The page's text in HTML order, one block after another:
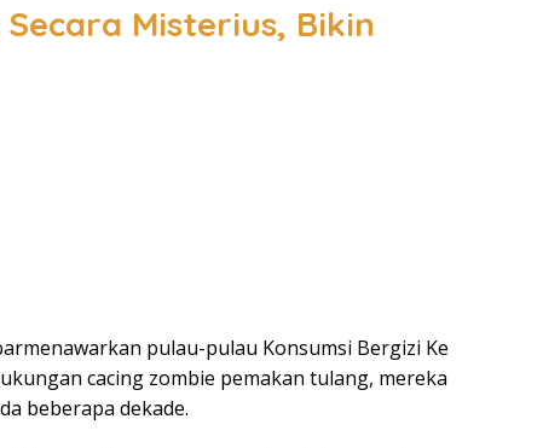
Misterius, Bikin
pulau-pulau Konsumsi Bergizi Ke
cacing zombie pemakan tulang, mereka
beberapa dekade.